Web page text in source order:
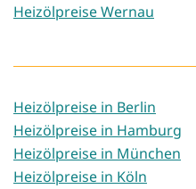
Heizölpreise Wernau
Heizölpreise in Berlin
Heizölpreise in Hamburg
Heizölpreise in München
Heizölpreise in Köln